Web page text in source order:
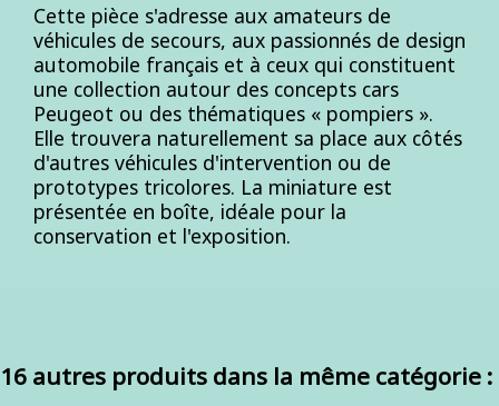
Cette pièce s'adresse aux amateurs de
véhicules de secours, aux passionnés de design
automobile français et à ceux qui constituent
une collection autour des concepts cars
Peugeot ou des thématiques « pompiers ».
Elle trouvera naturellement sa place aux côtés
d'autres véhicules d'intervention ou de
prototypes tricolores. La miniature est
présentée en boîte, idéale pour la
conservation et l'exposition.
16 autres produits dans la même catégorie :